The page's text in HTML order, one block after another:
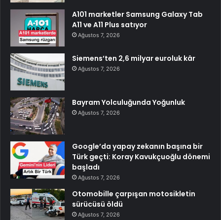
A101 marketler Samsung Galaxy Tab
A11 ve A11 Plus satıyor
Ağustos 7, 2026
Siemens’ten 2,6 milyar euroluk kâr
Ağustos 7, 2026
Bayram Yolculuğunda Yoğunluk
Ağustos 7, 2026
Google’da yapay zekanın başına bir
Türk geçti: Koray Kavukçuoğlu dönemi
başladı
Ağustos 7, 2026
Otomobille çarpışan motosikletin
sürücüsü öldü
Ağustos 7, 2026